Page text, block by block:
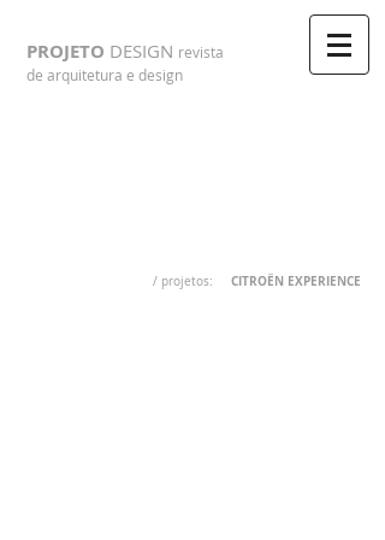
PROJETO DESIGN revista
de arquitetura e design
/ projetos: CITROËN EXPERIENCE